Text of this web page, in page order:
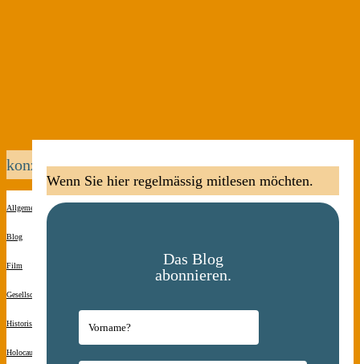
konzentrationslager
Allgemein
Blog
Film
Gesellschaft
Historisches
Holocaust-
Wenn Sie hier regelmässig mitlesen möchten.
Das Blog
abonnieren.